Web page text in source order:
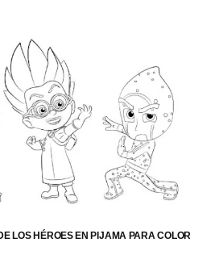
LOS HÉROES EN PIJAMA PARA COLOR